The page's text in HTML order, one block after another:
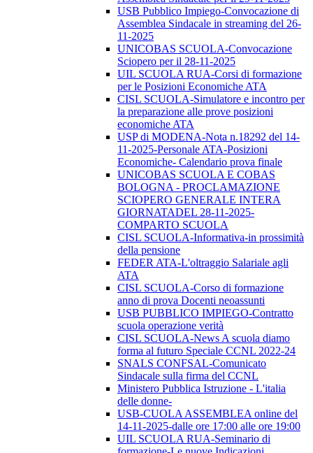
USB Pubblico Impiego-Convocazione di
Assemblea Sindacale in streaming del 26-
11-2025
UNICOBAS SCUOLA-Convocazione
Sciopero per il 28-11-2025
UIL SCUOLA RUA-Corsi di formazione
per le Posizioni Economiche ATA
CISL SCUOLA-Simulatore e incontro per
la preparazione alle prove posizioni
economiche ATA
USP di MODENA-Nota n.18292 del 14-
11-2025-Personale ATA-Posizioni
Economiche- Calendario prova finale
UNICOBAS SCUOLA E COBAS
BOLOGNA - PROCLAMAZIONE
SCIOPERO GENERALE INTERA
GIORNATADEL 28-11-2025-
COMPARTO SCUOLA
CISL SCUOLA-Informativa-in prossimità
della pensione
FEDER ATA-L'oltraggio Salariale agli
ATA
CISL SCUOLA-Corso di formazione
anno di prova Docenti neoassunti
USB PUBBLICO IMPIEGO-Contratto
scuola operazione verità
CISL SCUOLA-News A scuola diamo
forma al futuro Speciale CCNL 2022-24
SNALS CONFSAL-Comunicato
Sindacale sulla firma del CCNL
Ministero Pubblica Istruzione - L'italia
delle donne-
USB-CUOLA ASSEMBLEA online del
14-11-2025-dalle ore 17:00 alle ore 19:00
UIL SCUOLA RUA-Seminario di